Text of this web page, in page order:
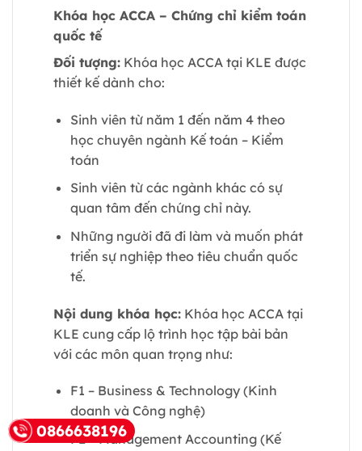
Khóa học ACCA – Chứng chỉ kiểm toán
quốc tế
Đối tượng: Khóa học ACCA tại KLE được
thiết kế dành cho:
Sinh viên từ năm 1 đến năm 4 theo
học chuyên ngành Kế toán – Kiểm
toán
Sinh viên từ các ngành khác có sự
quan tâm đến chứng chỉ này.
Những người đã đi làm và muốn phát
triển sự nghiệp theo tiêu chuẩn quốc
tế.
Nội dung khóa học: Khóa học ACCA tại
KLE cung cấp lộ trình học tập bài bản
với các môn quan trọng như:
F1 – Business & Technology (Kinh
doanh và Công nghệ)
F2 – Management Accounting (Kế
0866638196